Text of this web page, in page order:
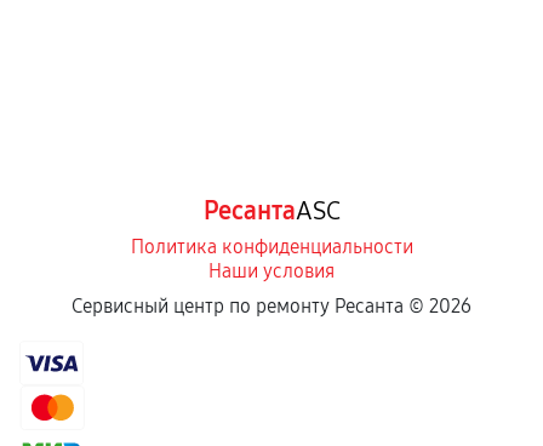
РесантаASC
Политика конфиденциальности
Наши условия
Сервисный центр по ремонту Ресанта © 2026